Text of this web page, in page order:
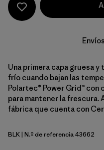
Una primera capa gruesa
frío cuando bajan las
Polartec® Power Grid™
para mantener la
fábrica que cuenta con
Black
BLK| N.º de referencia 43662